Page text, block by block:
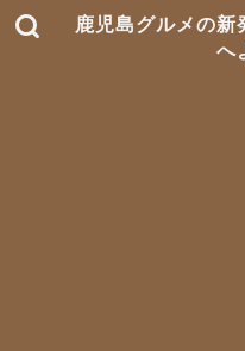
鹿児島グルメの新
へ